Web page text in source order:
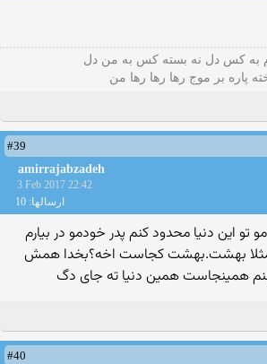
به کس دل نه بسته کس به من دل
پاره بر موج رها رها رها من
#39
amirrajabzadeh
3 Feb 2017 22:42
ارسالها: 10
این دنیا محدود کنم پدر خودمو در بیارم
مثلا بهشت.بهشت کجاست اخه؟بخدا همش
همینجاست همین دنیا ته جای دگ
#40